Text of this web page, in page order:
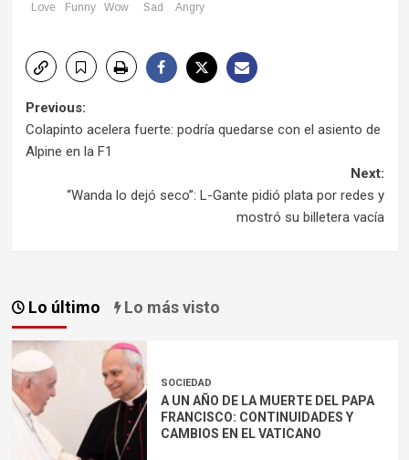
Love
Funny
Wow
Sad
Angry
Post
navigation
Previous:
Colapinto acelera fuerte: podría quedarse con el asiento de
Alpine en la F1
Next:
“Wanda lo dejó seco”: L-Gante pidió plata por redes y
mostró su billetera vacía
Lo último Lo más visto
SOCIEDAD
A UN AÑO DE LA MUERTE DEL PAPA
FRANCISCO: CONTINUIDADES Y
CAMBIOS EN EL VATICANO